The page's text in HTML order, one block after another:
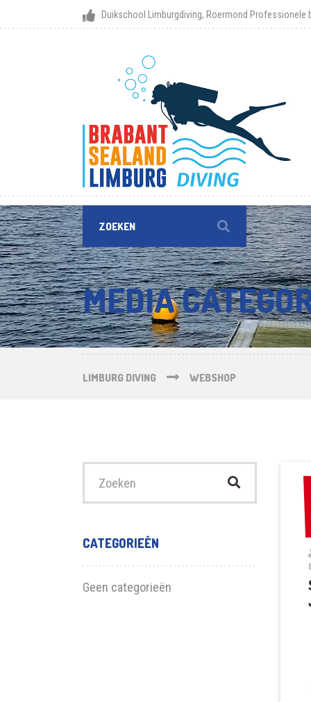
Duikschool Limburgdiving, Roermond Professionele
MEDIA
LIMBURG DIVING WEBSHOP
naar:
CATEGORIEËN
Geen categorieën